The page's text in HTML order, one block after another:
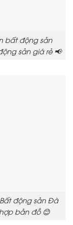
bất động sản
sản giá rẻ 📢
động sản Đà
bản đồ 😊